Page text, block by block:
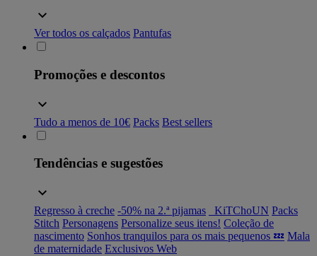
Ver todos os calçados Pantufas
Promoções e descontos
Tudo a menos de 10€ Packs Best sellers
Tendências e sugestões
Regresso à creche -50% na 2.ª pijamas _KiTChoUN Packs
Stitch Personagens Personalize seus itens! Coleção de
nascimento Sonhos tranquilos para os mais pequenos 💤 Mala
de maternidade Exclusivos Web